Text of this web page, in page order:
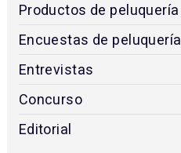
Productos de peluquería
Encuestas de peluquería
Entrevistas
Concurso
Editorial